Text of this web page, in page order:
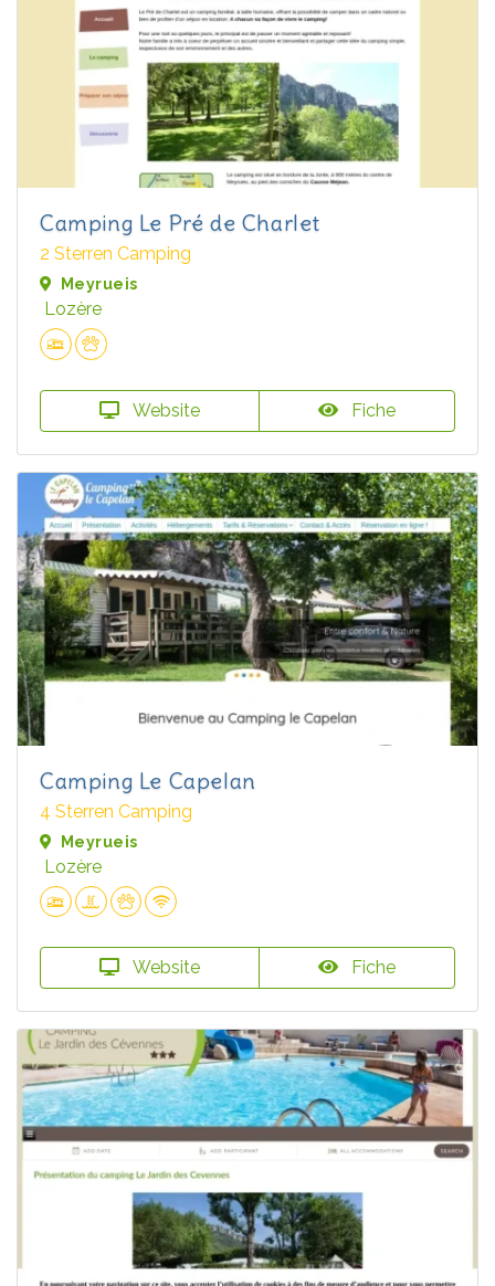
Camping Le Pré de Charlet
2 Sterren Camping
Meyrueis
Lozère
Website Fiche
Camping Le Capelan
4 Sterren Camping
Meyrueis
Lozère
Website Fiche